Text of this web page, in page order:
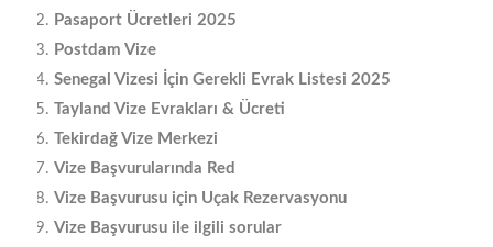
Pasaport Ücretleri 2025
Postdam Vize
Senegal Vizesi İçin Gerekli Evrak Listesi 2025
Tayland Vize Evrakları & Ücreti
Tekirdağ Vize Merkezi
Vize Başvurularında Red
Vize Başvurusu için Uçak Rezervasyonu
Vize Başvurusu ile ilgili sorular